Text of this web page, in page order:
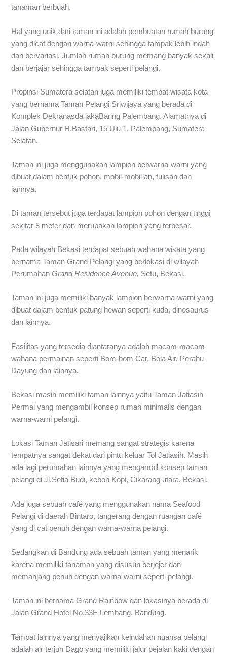
tanaman berbuah.
Hal yang unik dari taman ini adalah pembuatan rumah burung
yang dicat dengan warna-warni sehingga tampak lebih indah
dan bervariasi. Jumlah rumah burung memang banyak sekali
dan berjajar sehingga tampak seperti pelangi.
Propinsi Sumatera selatan juga memiliki tempat wisata kota
yang bernama Taman Pelangi Sriwijaya yang berada di
Komplek Dekranasda jakaBaring Palembang. Alamatnya di
Jalan Gubernur H.Bastari, 15 Ulu 1, Palembang, Sumatera
Selatan.
Taman ini juga menggunakan lampion berwarna-warni yang
dibuat dalam bentuk pohon, mobil-mobil an, tulisan dan
lainnya.
Di taman tersebut juga terdapat lampion pohon dengan tinggi
sekitar 8 meter dan merupakan lampion yang terbesar.
Pada wilayah Bekasi terdapat sebuah wahana wisata yang
bernama Taman Grand Pelangi yang berlokasi di wilayah
PerumahanGrand Residence Avenue, Setu, Bekasi.
Taman ini juga memiliki banyak lampion berwarna-warni yang
dibuat dalam bentuk patung hewan seperti kuda, dinosaurus
dan lainnya.
Fasilitas yang tersedia diantaranya adalah macam-macam
wahana permainan seperti Bom-bom Car, Bola Air, Perahu
Dayung dan lainnya.
Bekasi masih memiliki taman lainnya yaitu Taman Jatiasih
Permai yang mengambil konsep rumah minimalis dengan
warna-warni pelangi.
Lokasi Taman Jatisari memang sangat strategis karena
tempatnya sangat dekat dari pintu keluar Tol Jatiasih. Masih
ada lagi perumahan lainnya yang mengambil konsep taman
pelangi di Jl.Setia Budi, kebon Kopi, Cikarang utara, Bekasi.
Ada juga sebuah café yang menggunakan nama Seafood
Pelangi di daerah Bintaro, tangerang dengan ruangan café
yang di cat penuh dengan warna-warna pelangi.
Sedangkan di Bandung ada sebuah taman yang menarik
karena memiliki tanaman yang disusun berjejer dan
memanjang penuh dengan warna-warni seperti pelangi.
Taman ini bernama Grand Rainbow dan lokasinya berada di
Jalan Grand Hotel No.33E Lembang, Bandung.
Tempat lainnya yang menyajikan keindahan nuansa pelangi
adalah air terjun Dago yang memiliki jalur pejalan kaki dengan